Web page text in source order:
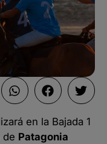
en la Bajada 1
de Patagonia